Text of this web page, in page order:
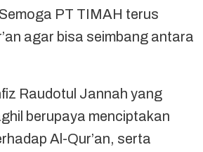
PT TIMAH terus
agar bisa seimbang antara
Raudotul Jannah yang
berupaya menciptakan
Al-Qur’an, serta